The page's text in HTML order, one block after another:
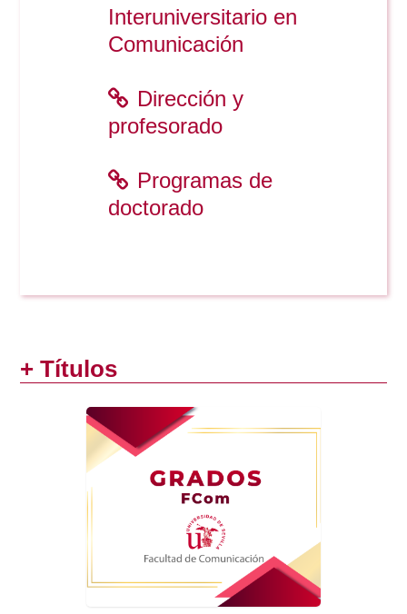
Comunicación Audiovisual
#YoPractico
Interuniversitario en
Comunicación
Dirección y
profesorado
Programas de
doctorado
+ Títulos